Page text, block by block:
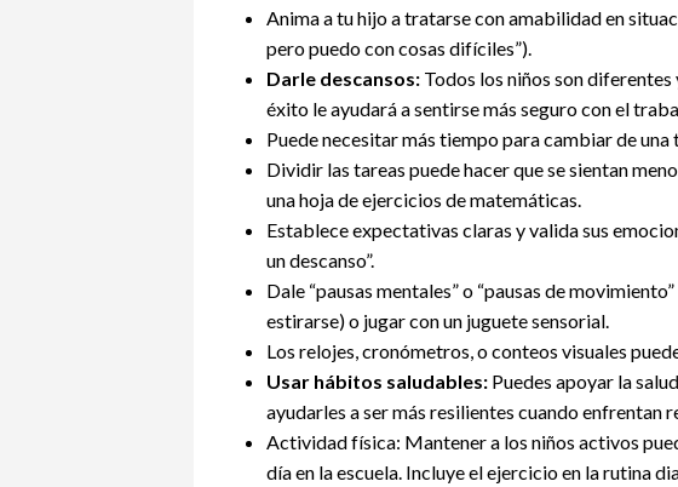
Anima a tu hijo a tratarse con amabilidad en
pero puedo con cosas difíciles”).
Darle descansos: Todos los niños son
éxito le ayudará a sentirse más seguro con el
Puede necesitar más tiempo para cambiar de
Dividir las tareas puede hacer que se sientan
una hoja de ejercicios de matemáticas.
Establece expectativas claras y valida sus
un descanso”.
Dale “pausas mentales” o “pausas de
estirarse) o jugar con un juguete sensorial.
Los relojes, cronómetros, o conteos visuales
Usar hábitos saludables: Puedes apoyar la
ayudarles a ser más resilientes cuando enfrentan
Actividad física: Mantener a los niños activos
día en la escuela. Incluye el ejercicio en la rutina